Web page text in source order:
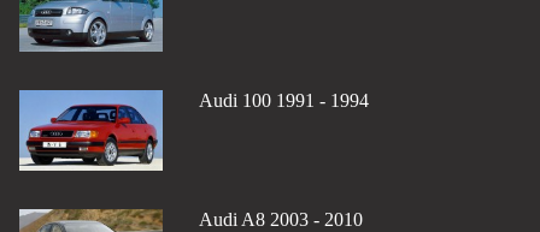
Audi 100 1991 - 1994
Audi A8 2003 - 2010